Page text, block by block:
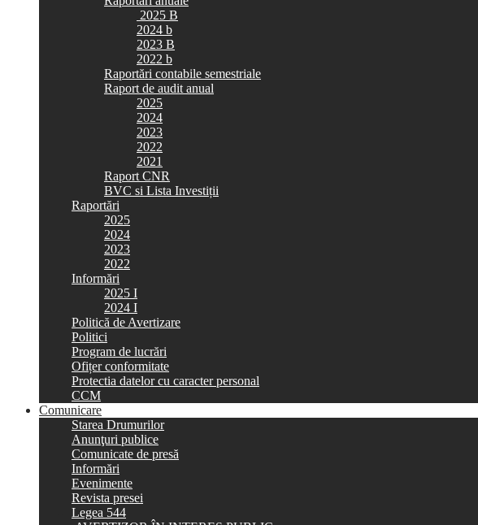
2025 B
2024 b
2023 B
2022 b
Raportări contabile semestriale
Raport de audit anual
2025
2024
2023
2022
2021
Raport CNR
BVC si Lista Investiții
Raportări
2025
2024
2023
2022
Informări
2025 I
2024 I
Politică de Avertizare
Politici
Program de lucrări
Ofițer conformitate
Protectia datelor cu caracter personal
CCM
Comunicare
Starea Drumurilor
Anunţuri publice
Comunicate de presă
Informări
Evenimente
Revista presei
Legea 544